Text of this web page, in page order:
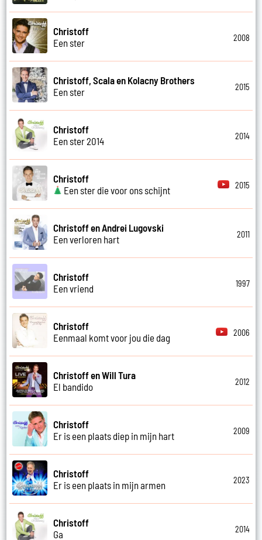
Christoff
Een ster
2008
Christoff, Scala en Kolacny Brothers
Een ster
2015
Christoff
Een ster 2014
2014
Christoff
Een ster die voor ons schijnt
2015
Christoff en Andrei Lugovski
Een verloren hart
2011
Christoff
Een vriend
1997
Christoff
Eenmaal komt voor jou die dag
2006
Christoff en Will Tura
El bandido
2012
Christoff
Er is een plaats diep in mijn hart
2009
Christoff
Er is een plaats in mijn armen
2023
Christoff
Ga
2014